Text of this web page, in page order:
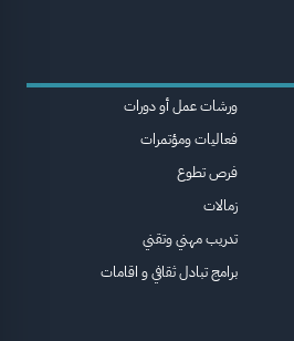
ورشات عمل أو دورات
فعاليات ومؤتمرات
فرص تطوع
زمالات
تدريب مهني وتقني
برامج تبادل ثقافي و اقامات